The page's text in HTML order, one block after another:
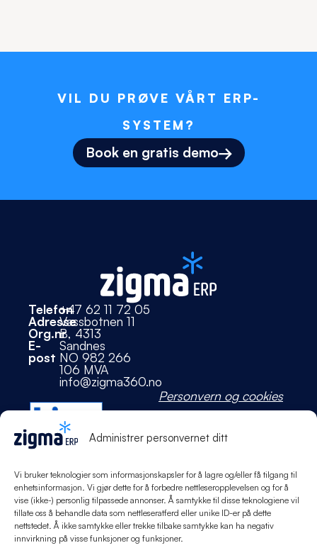
Administrer personvernet ditt
Vi bruker teknologier som informasjonskapsler for å lagre og/eller få tilgang til
enhetsinformasjon. Vi gjør dette for å forbedre nettleseropplevelsen og for å
vise (ikke-) personlig tilpassede annonser. Å samtykke til disse teknologiene vil
tillate oss å behandle data som nettleseratferd eller unike ID-er på dette
nettstedet. Å ikke samtykke eller trekke tilbake samtykke kan ha negativ
innvirkning på visse funksjoner og funksjoner.
VIL DU PRØVE VÅRT ERP-
SYSTEM?
Book en gratis demo
Telefon
Adresse
Org.nr
E-
post
+47 62 11 72 05
Vassbotnen 11
B, 4313
Sandnes
NO 982 266
106 MVA
info@zigma360.no
Personvern og cookies